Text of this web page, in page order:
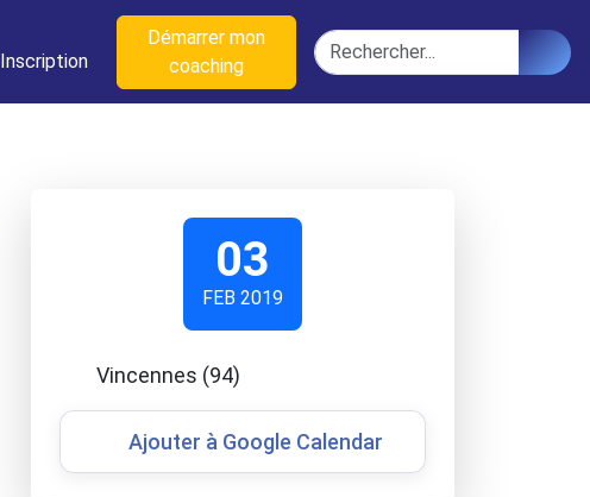
Inscription
Démarrer mon
coaching
Rechercher
03
FEB 2019
Vincennes (94)
Ajouter à Google Calendar